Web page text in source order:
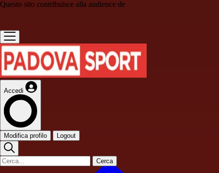
Questo sito contribuisce alla audience de
Accedi
Modifica profilo Logout
Cerca